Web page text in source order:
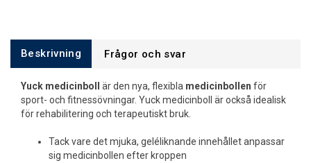
Beskrivning Frågor och svar
Yuck medicinboll är den nya, flexibla medicinbollen för
sport- och fitnessövningar. Yuck medicinboll är också idealisk
för rehabilitering och terapeutiskt bruk.
Tack vare det mjuka, geléliknande innehållet anpassar
sig medicinbollen efter kroppen